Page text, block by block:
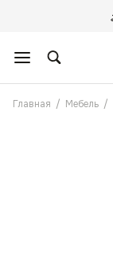
Главная / Мебель /